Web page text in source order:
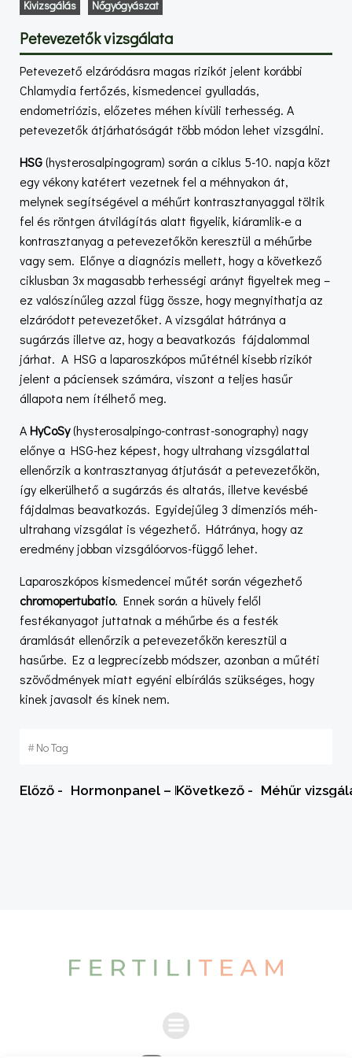
Kivizsgálás Nőgyógyászat
Petevezetők vizsgálata
Petevezető elzáródásra magas rizikót jelent korábbi
Chlamydia fertőzés, kismedencei gyulladás,
endometriózis, előzetes méhen kívüli terhesség. A
petevezetők átjárhatóságát több módon lehet vizsgálni.
HSG(hysterosalpingogram) során a ciklus 5-10. napja közt
egy vékony katétert vezetnek fel a méhnyakon át,
melynek segítségével a méhűrt kontrasztanyaggal töltik
fel és röntgen átvilágítás alatt figyelik, kiáramlik-e a
kontrasztanyag a petevezetőkön keresztül a méhűrbe
vagy sem. Előnye a diagnózis mellett, hogy a következő
ciklusban 3x magasabb terhességi arányt figyeltek meg –
ez valószínűleg azzal függ össze, hogy megnyithatja az
elzáródott petevezetőket. A vizsgálat hátránya a
sugárzás illetve az, hogy a beavatkozás fájdalommal
járhat. A HSG a laparoszkópos műtétnél kisebb rizikót
jelent a páciensek számára, viszont a teljes hasűr
állapota nem ítélhető meg.
AHyCoSy(hysterosalpingo-contrast-sonography) nagy
előnye a HSG-hez képest, hogy ultrahang vizsgálattal
ellenőrzik a kontrasztanyag átjutását a petevezetőkön,
így elkerülhető a sugárzás és altatás, illetve kevésbé
fájdalmas beavatkozás. Egyidejűleg 3 dimenziós méh-
ultrahang vizsgálat is végezhető. Hátránya, hogy az
eredmény jobban vizsgálóorvos-függő lehet.
Laparoszkópos kismedencei műtét során végezhető
chromopertubatio. Ennek során a hüvely felől
festékanyagot juttatnak a méhűrbe és a festék
áramlását ellenőrzik a petevezetőkön keresztül a
hasűrbe. Ez a legprecízebb módszer, azonban a műtéti
szövődmények miatt egyéni elbírálás szükséges, hogy
kinek javasolt és kinek nem.
#No Tag
Post
Előző - Hormonpanel – Prolaktin
Post
Következő - Méhűr